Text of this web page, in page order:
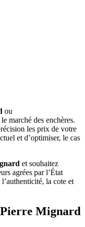
ou
marché des enchères.
les prix de votre
et d’optimiser, le cas
et souhaitez
agrées par l’État
la cote et
Mignard